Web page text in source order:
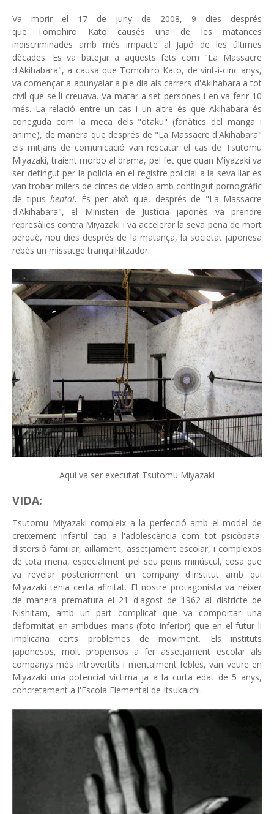
Va morir el 17 de juny de 2008, 9 dies després
que Tomohiro Kato causés una de les matances
indiscriminades amb més impacte al Japó de les últimes
dècades. Es va batejar a aquests fets com "La Massacre
d'Akihabara", a causa que Tomohiro Kato, de vint-i-cinc anys,
va començar a apunyalar a ple dia als carrers d'Akihabara a tot
civil que se li creuava. Va matar a set persones i en va ferir 10
més. La relació entre un cas i un altre és que Akihabara és
coneguda com la meca dels "otaku" (fanàtics del manga i
anime), de manera que després de "La Massacre d'Akihabara"
els mitjans de comunicació van rescatar el cas de Tsutomu
Miyazaki, traient morbo al drama, pel fet que quan Miyazaki va
ser detingut per la policia en el registre policial a la seva llar es
van trobar milers de cintes de vídeo amb contingut pornogràfic
de tipus hentai. És per això que, després de "La Massacre
d'Akihabara", el Ministeri de Justícia japonès va prendre
represàlies contra Miyazaki i va accelerar la seva pena de mort
perquè, nou dies després de la matança, la societat japonesa
rebés un missatge tranquil·litzador.
Aquí va ser executat Tsutomu Miyazaki
VIDA:
Tsutomu Miyazaki compleix a la perfecció amb el model de
creixement infantil cap a l'adolescència com tot psicòpata:
distorsió familiar, aïllament, assetjament escolar, i complexos
de tota mena, especialment pel seu penis minúscul, cosa que
va revelar posteriorment un company d'institut amb qui
Miyazaki tenia certa afinitat. El nostre protagonista va néixer
de manera prematura el 21 d'agost de 1962 al districte de
Nishitam, amb un part complicat que va comportar una
deformitat en ambdues mans (foto inferior) que en el futur li
implicaria certs problemes de moviment. Els instituts
japonesos, molt propensos a fer assetjament escolar als
companys més introvertits i mentalment febles, van veure en
Miyazaki una potencial víctima ja a la curta edat de 5 anys,
concretament a l'Escola Elemental de Itsukaichi.